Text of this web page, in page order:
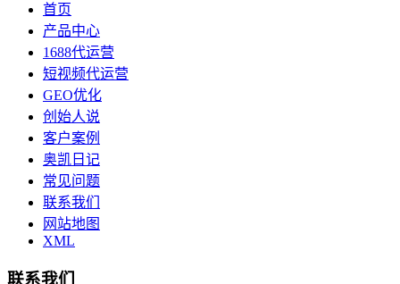
首页
产品中心
1688代运营
短视频代运营
GEO优化
创始人说
客户案例
奥凯日记
常见问题
联系我们
网站地图
XML
联系我们